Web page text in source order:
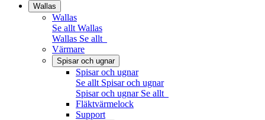
Wallas
Wallas
Se allt Wallas
Wallas Se allt
Värmare
Spisar och ugnar
Spisar och ugnar
Se allt Spisar och ugnar
Spisar och ugnar Se allt
Fläktvärmelock
Support